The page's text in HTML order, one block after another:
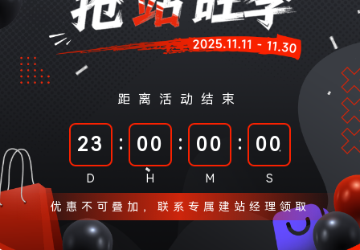
距离活动结束
23
D
: 00
H
: 00
M
: 00
S
优惠不可叠加，联系专属建站经理领取